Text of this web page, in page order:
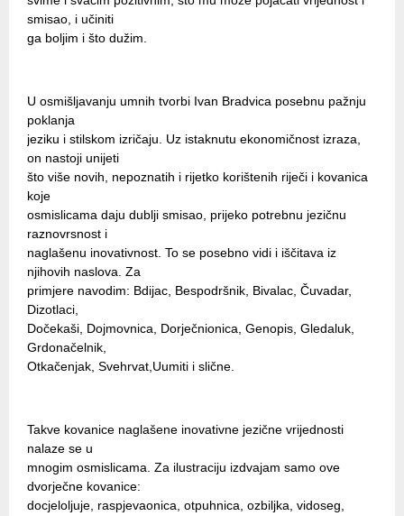
smisao, i učiniti
ga boljim i što dužim.
U osmišljavanju umnih tvorbi Ivan Bradvica posebnu pažnju
poklanja
jeziku i stilskom izričaju. Uz istaknutu ekonomičnost izraza,
on nastoji unijeti
što više novih, nepoznatih i rijetko korištenih riječi i kovanica
koje
osmislicama daju dublji smisao, prijeko potrebnu jezičnu
raznovrsnost i
naglašenu inovativnost. To se posebno vidi i iščitava iz
njihovih naslova. Za
primjere navodim: Bdijac, Bespodršnik, Bivalac, Čuvadar,
Dizotlaci,
Dočekaši, Dojmovnica, Dorječnionica, Genopis, Gledaluk,
Grdonačelnik,
Otkačenjak, Svehrvat,Uumiti i slične.
Takve kovanice naglašene inovativne jezične vrijednosti
nalaze se u
mnogim osmislicama. Za ilustraciju izdvajam samo ove
dvorječne kovanice:
docjeloljuje, raspjevaonica, otpuhnica, ozbiljka, vidoseg,